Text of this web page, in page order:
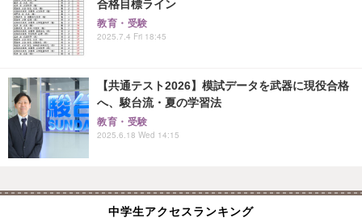
合格目標ライン
教育・受験
2025.7.4 Fri 18:45
【共通テスト2026】模試データを武器に現役合格
へ、駿台流・夏の学習法
教育・受験
2025.6.18 Wed 14:15
中学生アクセスランキング